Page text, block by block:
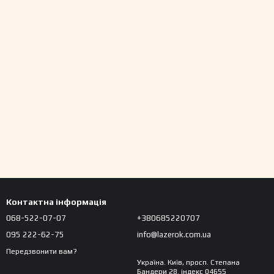
Контактна інформація
068-522-07-07
095 222-62-75
Передзвонити вам?
+380685220707
info@lazerok.com.ua
Україна. Київ, просп. Степана
Бандери 28. індекс 04655